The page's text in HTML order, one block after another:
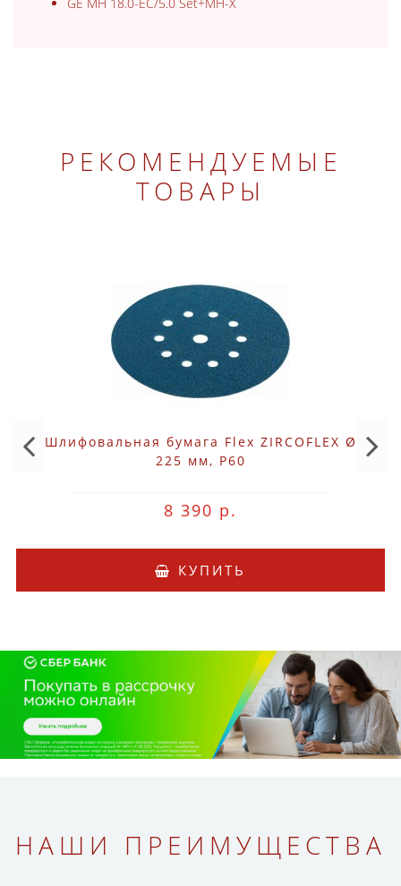
РЕКОМЕНДУЕМЫЕ
ТОВАРЫ
Шлифовальная бумага Flex ZIRCOFLEX Ø
225 мм, P60
8 390 р.
КУПИТЬ
НАШИ ПРЕИМУЩЕСТВА